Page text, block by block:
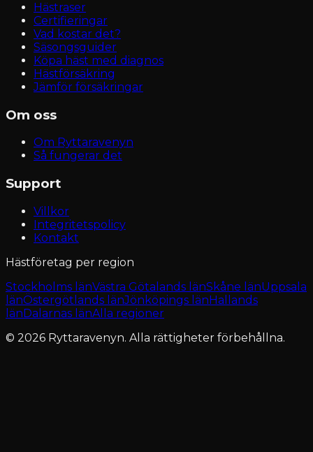
Hästraser
Certifieringar
Vad kostar det?
Säsongsguider
Köpa häst med diagnos
Hästförsäkring
Jämför försäkringar
Om oss
Om Ryttaravenyn
Så fungerar det
Support
Villkor
Integritetspolicy
Kontakt
Hästföretag per region
Stockholms länVästra Götalands länSkåne länUppsala
länÖstergötlands länJönköpings länHallands
länDalarnas länAlla regioner
© 2026 Ryttaravenyn. Alla rättigheter förbehållna.